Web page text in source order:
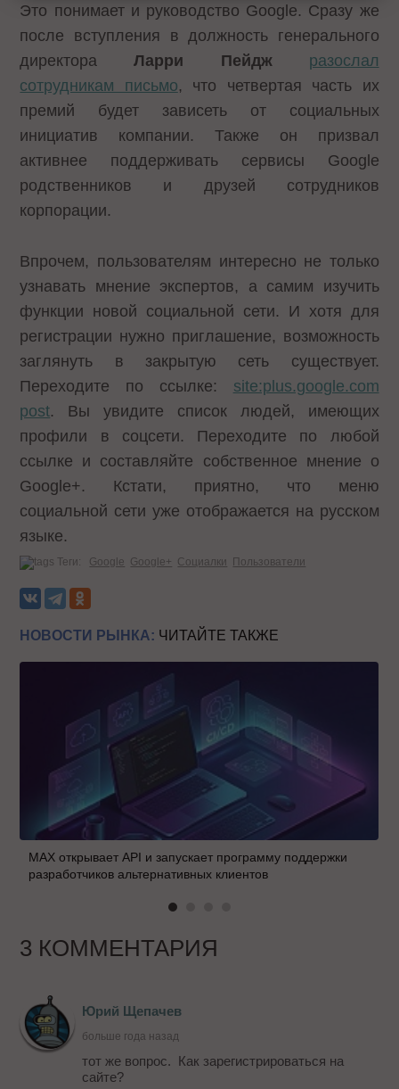
Это понимает и руководство Google. Сразу же
после вступления в должность генерального
директораЛарри Пейдж
разослал
сотрудникам письмо, что четвертая часть их
премий будет зависеть от социальных
инициатив компании. Также он призвал
активнее поддерживать сервисы Google
родственников и друзей сотрудников
корпорации.
Впрочем, пользователям интересно не только
узнавать мнение экспертов, а самим изучить
функции новой социальной сети. И хотя для
регистрации нужно приглашение, возможность
заглянуть в закрытую сеть существует.
Переходите по ссылке: site:plus.google.com
post. Вы увидите список людей, имеющих
профили в соцсети. Переходите по любой
ссылке и составляйте собственное мнение о
Google+. Кстати, приятно, что меню
социальной сети уже отображается на русском
языке.
Теги: Google Google+ Социалки Пользователи
НОВОСТИ РЫНКА: ЧИТАЙТЕ ТАКЖЕ
MAX открывает API и запускает программу поддержки
разработчиков альтернативных клиентов
3 КОММЕНТАРИЯ
Юрий Щепачев
больше года назад
тот же вопрос. Как зарегистрироваться на
сайте?